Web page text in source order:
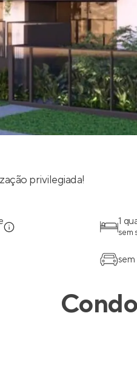
Anunciar imóveis
privilegiada!
1
sem
sem